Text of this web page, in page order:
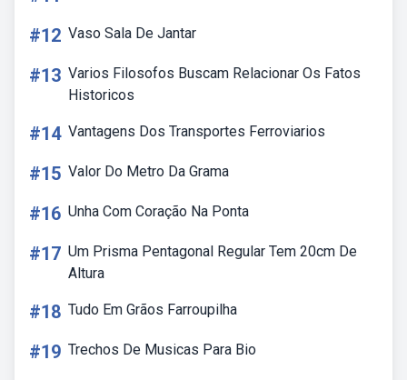
#12 Vaso Sala De Jantar
#13 Varios Filosofos Buscam Relacionar Os Fatos
Historicos
#14 Vantagens Dos Transportes Ferroviarios
#15 Valor Do Metro Da Grama
#16 Unha Com Coração Na Ponta
#17 Um Prisma Pentagonal Regular Tem 20cm De
Altura
#18 Tudo Em Grãos Farroupilha
#19 Trechos De Musicas Para Bio